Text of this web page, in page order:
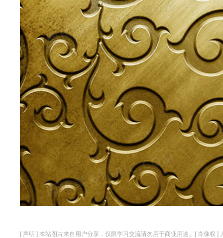
[ 声明 ] 本站图片来自用户分享，仅限学习交流请勿用于商业用途。[ 肖像权 ]